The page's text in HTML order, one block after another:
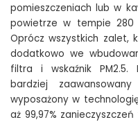
pomieszczeniach lub w
powietrze w tempie
Oprócz wszystkich zalet,
dodatkowo we
filtra i wskaźnik
bardziej
wyposażony w
aż 99,97%